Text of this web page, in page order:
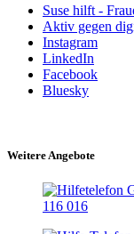
Suse hilft -
Aktiv gegen
Instagram
LinkedIn
Facebook
Bluesky
Weitere Angebote